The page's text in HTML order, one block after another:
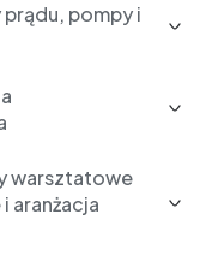
pompy i
warsztatowe
aranżacja